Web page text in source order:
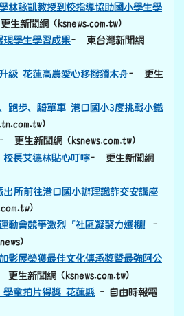
林詠凱教授到校指導協助國小學生學
生新聞網 (ksnews.com.tw)
學生學習成果– 東台灣新聞網
級 花蓮高農愛心移撥獨木舟– 更生
v2024052007/
跑步、騎單車 港口國小3度挑戰小鐵
– 更生新聞網 (ksnews.com.tw)
長艾德林貼心叮嚀– 更生新聞網
所前往港口國小辦理識詐交安講座
動會競爭激烈「社區凝聚力爆棚！ –
影展榮獲最佳文化傳承獎暨最強阿公
生新聞網 (ksnews.com.tw)
童拍片得獎 花蓮縣 - 自由時報電